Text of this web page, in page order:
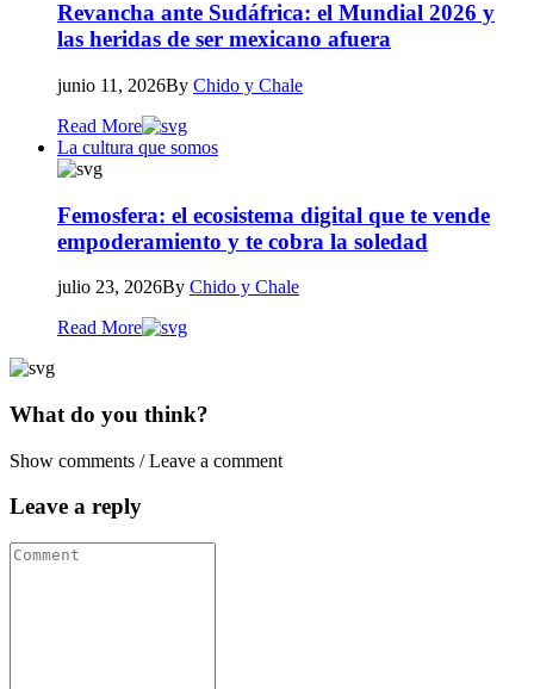
Revancha ante Sudáfrica: el Mundial 2026 y
las heridas de ser mexicano afuera
junio 11, 2026By Chido y Chale
Read More
La cultura que somos
Femosfera: el ecosistema digital que te vende
empoderamiento y te cobra la soledad
julio 23, 2026By Chido y Chale
Read More
What do you think?
Show comments / Leave a comment
Leave a reply